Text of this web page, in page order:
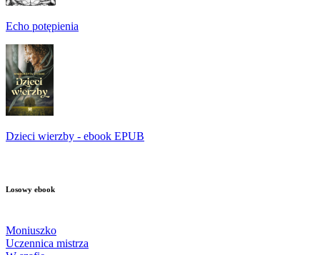
Echo potępienia
Dzieci wierzby - ebook EPUB
Losowy ebook
Moniuszko
Uczennica mistrza